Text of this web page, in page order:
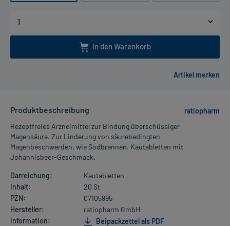
In den Warenkorb
Produktbeschreibung
ratiopharm
Rezeptfreies Arzneimittel zur Bindung überschüssiger
Magensäure. Zur Linderung von säurebedingten
Magenbeschwerden, wie Sodbrennen. Kautabletten mit
Johannisbeer-Geschmack.
Darreichung:
Kautabletten
Inhalt:
20 St
PZN:
07105995
Hersteller:
ratiopharm GmbH
Information:
Beipackzettel als PDF